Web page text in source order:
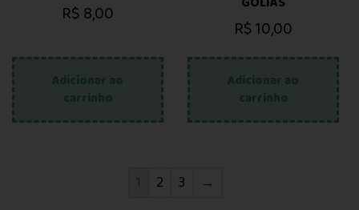
R$8,00
Adicionar ao
carrinho
R$10,00
Adicionar ao
carrinho
1 2 3 →